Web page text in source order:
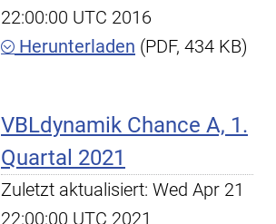
22:00:00 UTC 2016
Herunterladen (PDF, 434 KB)
VBLdynamik Chance A, 1.
Quartal 2021
Zuletzt aktualisiert: Wed Apr 21
22:00:00 UTC 2021